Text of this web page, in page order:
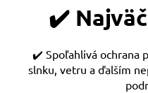
✔️
✔️ Spoľahlivá ochrana
slnku, vetru a ďalším